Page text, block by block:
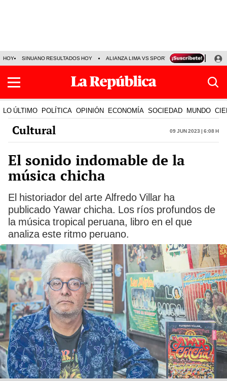
HOY SINUANO RESULTADOS HOY ALIANZA LIMA VS SPORT BOYS JORGE
LO ÚLTIMO POLÍTICA OPINIÓN ECONOMÍA SOCIEDAD MUNDO
Cultural 09 Jun 2023 | 6:08 h
El sonido indomable de la
música chicha
El historiador del arte Alfredo Villar ha
publicado Yawar chicha. Los ríos profundos de
la música tropical peruana, libro en el que
analiza este ritmo peruano.